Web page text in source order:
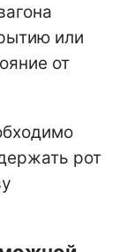
или
от
рот